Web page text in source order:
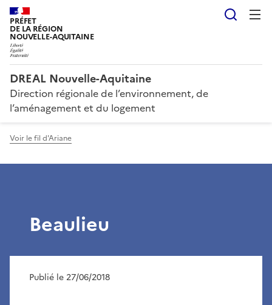
PRÉFET
DE LA RÉGION
NOUVELLE-AQUITAINE
DREAL Nouvelle-Aquitaine
Direction régionale de l’environnement, de
l’aménagement et du logement
Voir le fil d'Ariane
Beaulieu
Publié le 27/06/2018